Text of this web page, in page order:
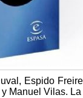
Espido
Manuel Vilas.